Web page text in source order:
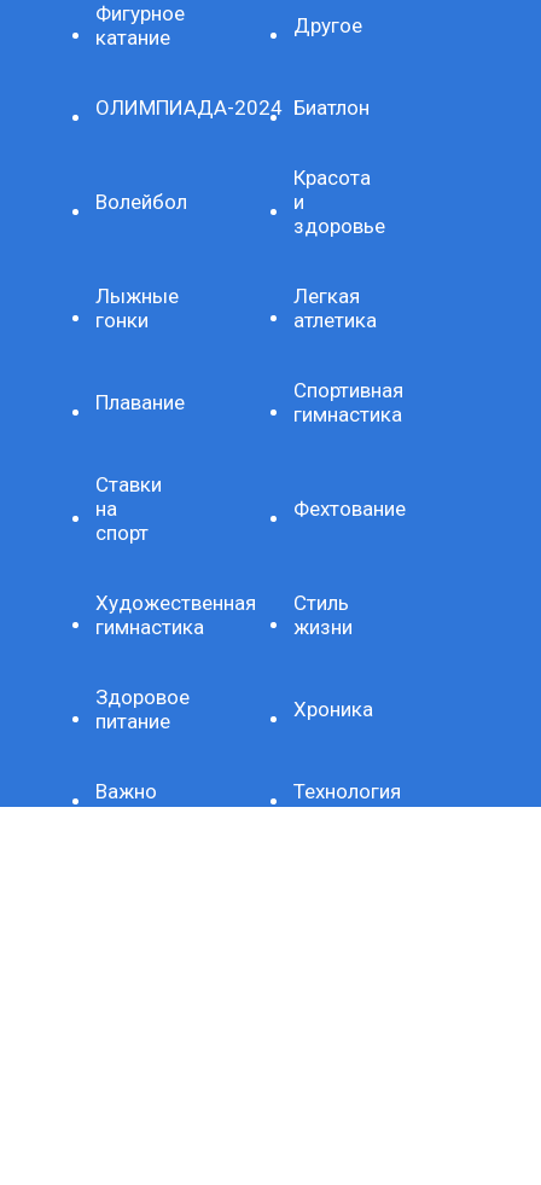
Фигурное
катание
Другое
ОЛИМПИАДА-2024 Биатлон
Волейбол
Красота
и
здоровье
Лыжные
гонки
Легкая
атлетика
Плавание
Спортивная
гимнастика
Ставки
на
спорт
Фехтование
Художественная
гимнастика
Стиль
жизни
Здоровое
питание
Хроника
Важно Технология